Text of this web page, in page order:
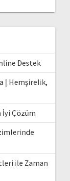
Destek
| Hemşirelik,
İyi Çözüm
ile Zaman